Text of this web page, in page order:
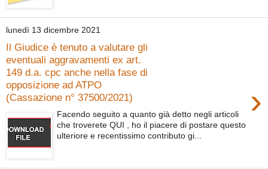
lunedì 13 dicembre 2021
Il Giudice è tenuto a valutare gli
eventuali aggravamenti ex art.
149 d.a. cpc anche nella fase di
opposizione ad ATPO
(Cassazione n° 37500/2021)
›
Facendo seguito a quanto già detto negli articoli
che troverete QUI , ho il piacere di postare questo
ulteriore e recentissimo contributo gi...